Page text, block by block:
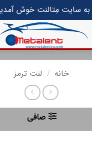
به سایت مِتالنت خوش آمدید.
خانه / لنت ترمز
صافی